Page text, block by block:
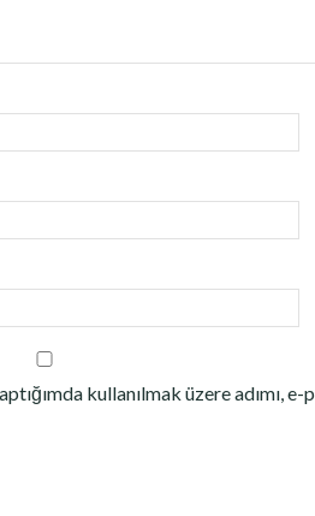
kullanılmak üzere adımı,